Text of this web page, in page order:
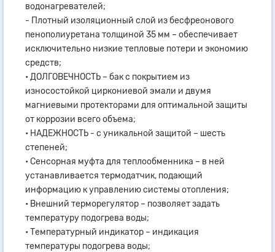
водонагревателей;
- Плотный изоляционный слой из бесфреонового
пенополиуретана толщиной 35 мм – обеспечивает
исключительно низкие тепловые потери и экономию
средств;
• ДОЛГОВЕЧНОСТЬ – бак с покрытием из
износостойкой циркониевой эмали и двумя
магниевыми протекторами для оптимальной защиты
от коррозии всего объема;
• НАДЕЖНОСТЬ - с уникальной защитой – шесть
степеней;
• Сенсорная муфта для теплообменника – в ней
устанавливается термодатчик, подающий
информацию к управлению системы отопления;
• Внешний терморегулятор – позволяет задать
температуру подогрева воды;
• Температурный индикатор – индикация
температуры подогрева воды;